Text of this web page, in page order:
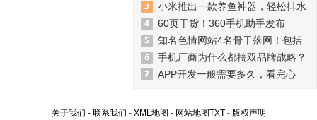
小米推出一款养鱼神器，轻松排水
60页干货！360手机助手发布
知名色情网站4名骨干落网！包括
手机厂商为什么都搞双品牌战略？
APP开发一般需要多久，看完心
关于我们 - 联系我们 - XML地图 - 网站地图TXT- 版权声明